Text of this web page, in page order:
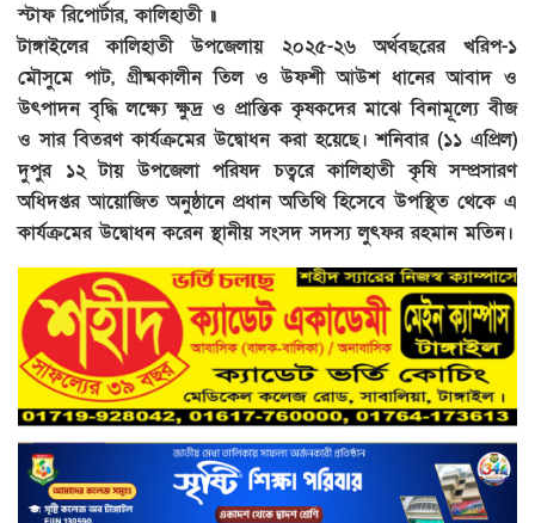
স্টাফ রিপোর্টার, কালিহাতী ॥
টাঙ্গাইলের কালিহাতী উপজেলায় ২০২৫-২৬ অর্থবছরের খরিপ-১
মৌসুমে পাট, গ্রীষ্মকালীন তিল ও উফশী আউশ ধানের আবাদ ও
উৎপাদন বৃদ্ধি লক্ষ্যে ক্ষুদ্র ও প্রান্তিক কৃষকদের মাঝে বিনামূল্যে বীজ
ও সার বিতরণ কার্যক্রমের উদ্বোধন করা হয়েছে। শনিবার (১১ এপ্রিল)
দুপুর ১২ টায় উপজেলা পরিষদ চত্বরে কালিহাতী কৃষি সম্প্রসারণ
অধিদপ্তর আয়োজিত অনুষ্ঠানে প্রধান অতিথি হিসেবে উপস্থিত থেকে এ
কার্যক্রমের উদ্বোধন করেন স্থানীয় সংসদ সদস্য লুৎফর রহমান মতিন।